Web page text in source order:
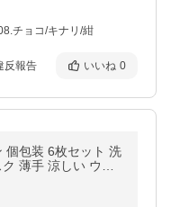
チョコ/キナリ/紺
反報告 いいね 0
個包装 6枚セット 洗
薄手 涼しい ウィ